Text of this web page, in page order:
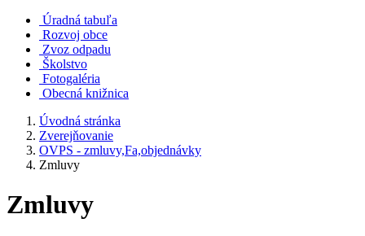
Úradná tabuľa
Rozvoj obce
Zvoz odpadu
Školstvo
Fotogaléria
Obecná knižnica
Úvodná stránka
Zverejňovanie
OVPS - zmluvy,Fa,objednávky
Zmluvy
Zmluvy